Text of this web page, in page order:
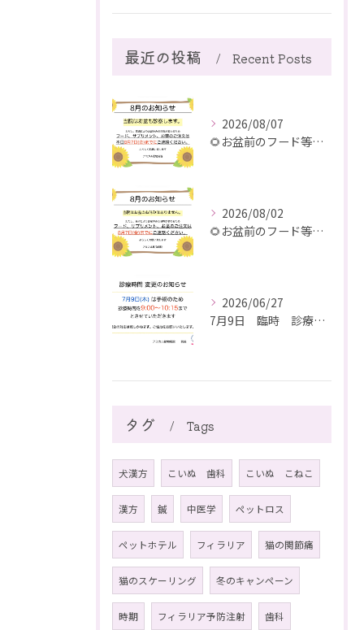
最近の投稿 Recent Posts
2026/08/07
🌻お盆前のフード等ご注文のご注意
2026/08/02
🌻お盆前のフード等ご注文のご注意
2026/06/27
7月9日 臨時 診療時間短縮のお知らせ
タグ Tags
犬漢方 こいぬ 歯科 こいぬ こねこ
漢方 鍼 中医学 ペットロス
ペットホテル フィラリア 猫の関節痛
猫のスケーリング 冬のキャンペーン
時期 フィラリア予防注射 歯科